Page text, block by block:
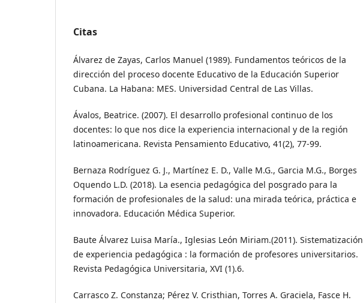
Citas
Álvarez de Zayas, Carlos Manuel (1989). Fundamentos teóricos de la
dirección del proceso docente Educativo de la Educación Superior
Cubana. La Habana: MES. Universidad Central de Las Villas.
Ávalos, Beatrice. (2007). El desarrollo profesional continuo de los
docentes: lo que nos dice la experiencia internacional y de la región
latinoamericana. Revista Pensamiento Educativo, 41(2), 77-99.
Bernaza Rodríguez G. J., Martínez E. D., Valle M.G., Garcia M.G., Borges
Oquendo L.D. (2018). La esencia pedagógica del posgrado para la
formación de profesionales de la salud: una mirada teórica, práctica e
innovadora. Educación Médica Superior.
Baute Álvarez Luisa María., Iglesias León Miriam.(2011). Sistematización
de experiencia pedagógica : la formación de profesores universitarios.
Revista Pedagógica Universitaria, XVI (1).6.
Carrasco Z. Constanza; Pérez V. Cristhian, Torres A. Graciela, Fasce H.